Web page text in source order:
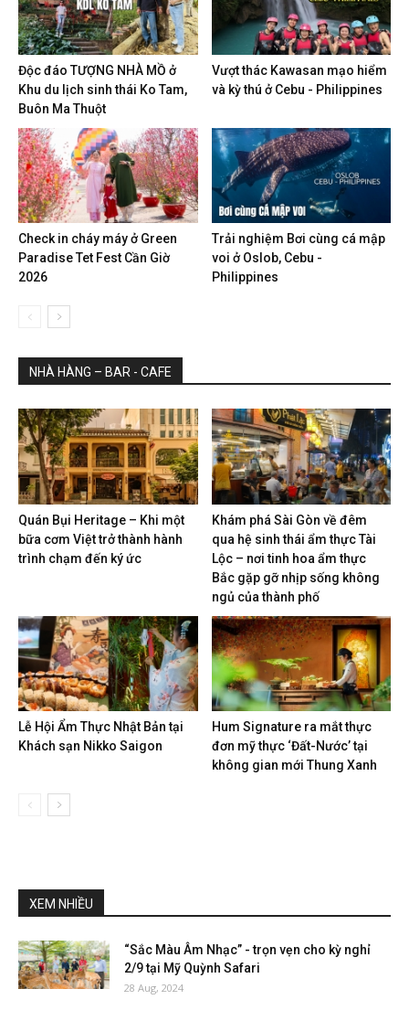
Độc đáo TƯỢNG NHÀ MỒ ở
Khu du lịch sinh thái Ko Tam,
Buôn Ma Thuột
Vượt thác Kawasan mạo hiểm
và kỳ thú ở Cebu - Philippines
Check in cháy máy ở Green
Paradise Tet Fest Cần Giờ
2026
Trải nghiệm Bơi cùng cá mập
voi ở Oslob, Cebu -
Philippines
NHÀ HÀNG – BAR - CAFE
Quán Bụi Heritage – Khi một
bữa cơm Việt trở thành hành
trình chạm đến ký ức
Khám phá Sài Gòn về đêm
qua hệ sinh thái ẩm thực Tài
Lộc – nơi tinh hoa ẩm thực
Bắc gặp gỡ nhịp sống không
ngủ của thành phố
Lễ Hội Ẩm Thực Nhật Bản tại
Khách sạn Nikko Saigon
Hum Signature ra mắt thực
đơn mỹ thực ‘Đất-Nước’ tại
không gian mới Thung Xanh
XEM NHIỀU
“Sắc Màu Âm Nhạc” - trọn vẹn cho kỳ nghỉ
2/9 tại Mỹ Quỳnh Safari
28 Aug, 2024